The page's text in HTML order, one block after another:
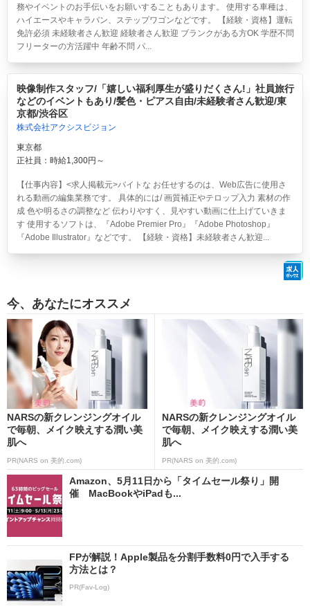
務やイベントのお手伝いをお願いすることもあります。 使用する車種は、
ハイエースやキャラバン、ステップワゴンなどです。 【経験・資格】運転
免許必須 未経験者さん歓迎 経験者さん歓迎 ブランクがある方OK 学歴不問
フリーターの方活躍中 年齢不問 パ...
映像制作スタッフ/「嬉しい福利厚生が盛りだくさん!」社員旅行
などのイベントもあり/髪色・ピアス自由/未経験者さん歓迎/東
京都/渋谷区
株式会社アクシスビジョン
東京都
正社員：時給1,300円～
【仕事内容】<求人掲載元>バイトな お任せするのは、Web広告に使用さ
れる動画の編集業務です。 具体的には/ 画質補正やテロップ入力 素材の作
成 色や明るさの調整など 伝わりやすく、見やすい動画に仕上げていきま
す 使用するソフトは、『Adobe Premier Pro』『Adobe Photoshop』
『Adobe Illustrator』などです。 【経験・資格】未経験者さん歓迎...
今、あなたにオススメ
NARSの新クレンジングオイル
で毎朝、メイク映えする潤い美
肌へ
PR(NARS on 美的.com)
NARSの新クレンジングオイル
で毎朝、メイク映えする潤い美
肌へ
PR(NARS on 美的.com)
Amazon、5月11日から「タイムセール祭り」開
催 MacBookやiPadも...
FPが解説！Apple製品を分割手数料0円で入手する
方法とは？
PR(Fav-Log)